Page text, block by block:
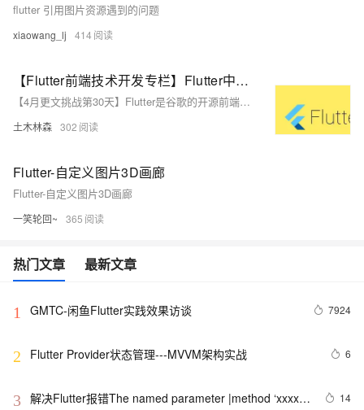
flutter 引用图片资源遇到的问题
xiaowang_lj 414
【Flutter前端技术开发专栏】Flutter中的图片、视频与网络资源加载
【4月更文挑战第30天】Flutter是谷歌的开源前端框架，因其高性能、流畅UI和多端运行能力受开发者喜爱。本文聚焦于Flutter中的资源加载：使用`Image`组件加载静态、网络和本地图片；通过`video_player`库加载和播放视频；利用`http`包进行网络资源请求。掌握这些技巧将有助于提升Flutter应用的开发效率和质量。
土木林森 302
Flutter-自定义图片3D画廊
Flutter-自定义图片3D画廊
一笑轮回~ 365
热门文章 最新文章
1 GMTC-闲鱼Flutter实践效果访谈 7924
2 Flutter Provider状态管理---MVVM架构实战 6
3 解决Flutter报错The named parameter |method ‘xxxx‘
14